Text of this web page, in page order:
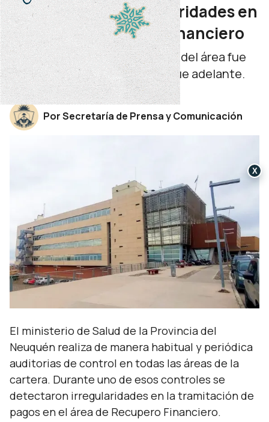
Salud detectó irregularidades en
el área de Recupero Financiero
La persona que estaba a cargo del área fue
apartada. La investigación sigue adelante.
miércoles 10 de junio de 2026
Por Secretaría de Prensa y Comunicación
El ministerio de Salud de la Provincia del
Neuquén realiza de manera habitual y periódica
auditorias de control en todas las áreas de la
cartera. Durante uno de esos controles se
detectaron irregularidades en la tramitación de
pagos en el área de Recupero Financiero.
X